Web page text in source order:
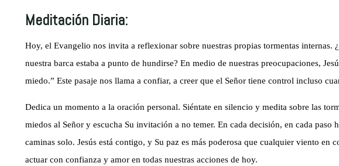
Meditación Diaria:
Hoy, el Evangelio nos invita a reflexionar sobre nuestras propias tormentas internas.
nuestra barca estaba a punto de hundirse? En medio de nuestras preocupaciones,
miedo.” Este pasaje nos llama a confiar, a creer que el Señor tiene control incluso
Dedica un momento a la oración personal. Siéntate en silencio y medita sobre las
miedos al Señor y escucha Su invitación a no temer. En cada decisión, en cada paso
caminas solo. Jesús está contigo, y Su paz es más poderosa que cualquier viento en
actuar con confianza y amor en todas nuestras acciones de hoy.